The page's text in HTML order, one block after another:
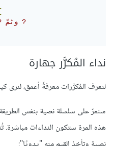
// ‫? وثمّ
نداء المُكرَّر جهارة
لنعرف المُكرَّرات معرفةً أعمق، لنرى
سنمرّ على سلسلة نصية بنفس الطريقة
هذه المرة ستكون النداءات مباشرة.